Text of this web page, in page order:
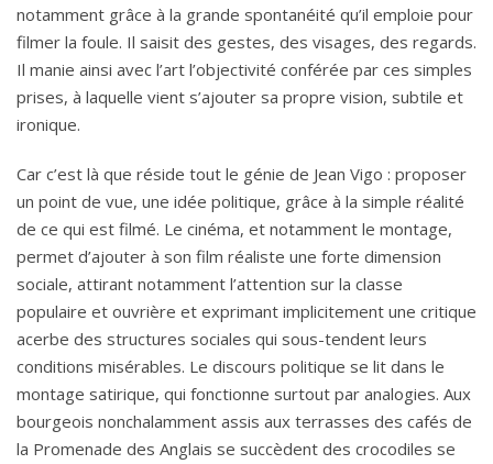
notamment grâce à la grande spontanéité qu’il emploie pour
filmer la foule. Il saisit des gestes, des visages, des regards.
Il manie ainsi avec l’art l’objectivité conférée par ces simples
prises, à laquelle vient s’ajouter sa propre vision, subtile et
ironique.
Car c’est là que réside tout le génie de Jean Vigo : proposer
un point de vue, une idée politique, grâce à la simple réalité
de ce qui est filmé. Le cinéma, et notamment le montage,
permet d’ajouter à son film réaliste une forte dimension
sociale, attirant notamment l’attention sur la classe
populaire et ouvrière et exprimant implicitement une critique
acerbe des structures sociales qui sous-tendent leurs
conditions misérables. Le discours politique se lit dans le
montage satirique, qui fonctionne surtout par analogies. Aux
bourgeois nonchalamment assis aux terrasses des cafés de
la Promenade des Anglais se succèdent des crocodiles se